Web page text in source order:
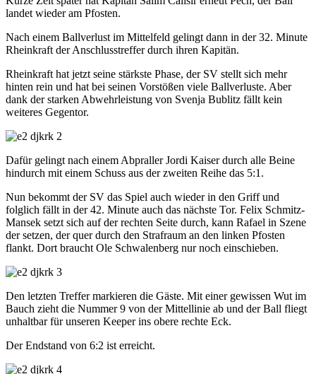
landet wieder am Pfosten.
Nach einem Ballverlust im Mittelfeld gelingt dann in der 32. Minute
Rheinkraft der Anschlusstreffer durch ihren Kapitän.
Rheinkraft hat jetzt seine stärkste Phase, der SV stellt sich mehr
hinten rein und hat bei seinen Vorstößen viele Ballverluste. Aber
dank der starken Abwehrleistung von Svenja Bublitz fällt kein
weiteres Gegentor.
Dafür gelingt nach einem Abpraller Jordi Kaiser durch alle Beine
hindurch mit einem Schuss aus der zweiten Reihe das 5:1.
Nun bekommt der SV das Spiel auch wieder in den Griff und
folglich fällt in der 42. Minute auch das nächste Tor. Felix Schmitz-
Mansek setzt sich auf der rechten Seite durch, kann Rafael in Szene
der setzen, der quer durch den Strafraum an den linken Pfosten
flankt. Dort braucht Ole Schwalenberg nur noch einschieben.
Den letzten Treffer markieren die Gäste. Mit einer gewissen Wut im
Bauch zieht die Nummer 9 von der Mittellinie ab und der Ball fliegt
unhaltbar für unseren Keeper ins obere rechte Eck.
Der Endstand von 6:2 ist erreicht.